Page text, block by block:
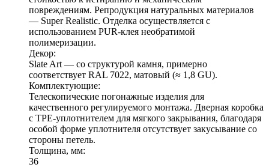
повреждениям. Репродукция натуральных материалов
— Super Realistic. Отделка осуществляется с
использованием PUR-клея необратимой
полимеризации.
Декор:
Slate Art — со структурой камня, примерно
соответствует RAL 7022, матовый (≈ 1,8 GU).
Комплектующие:
Телескопические погонажные изделия для
качественного регулируемого монтажа. Дверная коробка
с TPE-уплотнителем для мягкого закрывания, благодаря
особой форме уплотнителя отсутствует закусывание со
стороны петель.
Толщина, мм:
36